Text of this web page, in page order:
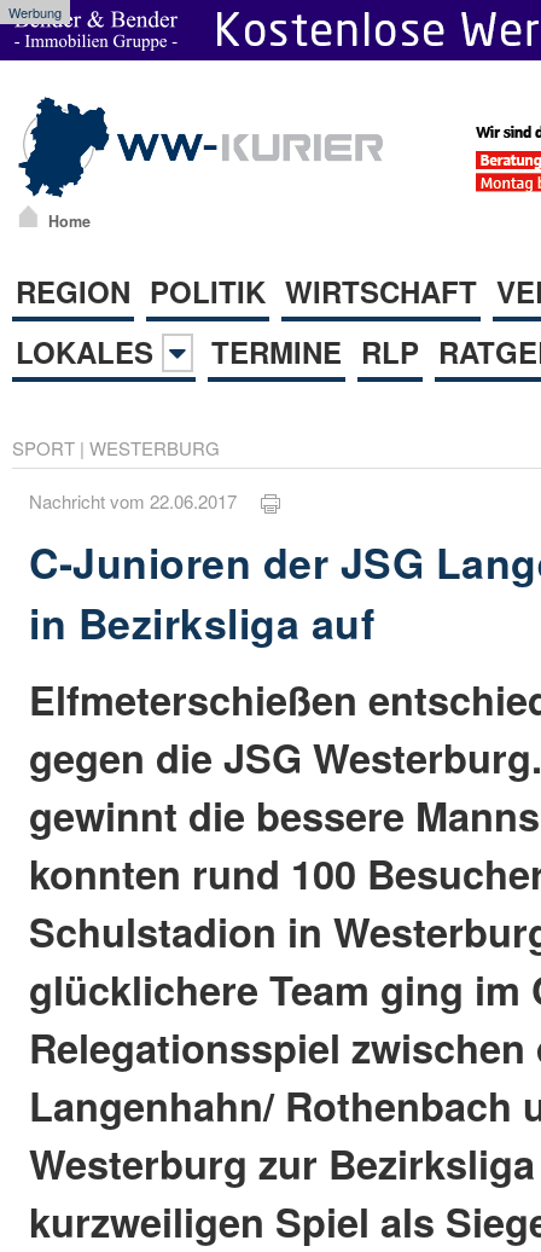
Werbung
Home
REGION POLITIK WIRTSCHAFT
LOKALES
TERMINE RLP
SPORT | WESTERBURG
Nachricht vom 22.06.2017
C-Junioren der JSG
in Bezirksliga auf
Elfmeterschießen
gegen die JSG
gewinnt die bessere
konnten rund 100
Schulstadion in
glücklichere Team ging im
Relegationsspiel zwischen
Langenhahn/ Rothenbach
Westerburg zur
kurzweiligen Spiel als